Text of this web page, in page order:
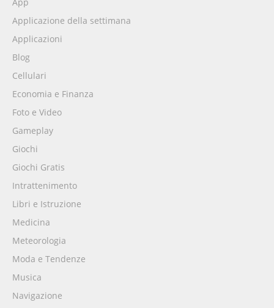
Applicazione della settimana
Applicazioni
Blog
Cellulari
Economia e Finanza
Foto e Video
Gameplay
Giochi
Giochi Gratis
Intrattenimento
Libri e Istruzione
Medicina
Meteorologia
Moda e Tendenze
Musica
Navigazione